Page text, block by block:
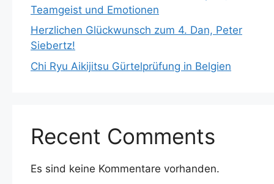
Teamgeist und Emotionen
Herzlichen Glückwunsch zum 4. Dan, Peter
Siebertz!
Chi Ryu Aikijitsu Gürtelprüfung in Belgien
Recent Comments
Es sind keine Kommentare vorhanden.